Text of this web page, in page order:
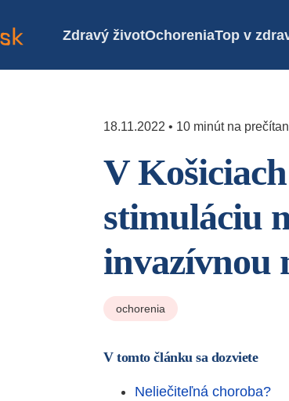
Zdravý životOchoreniaTop v
18.11.2022 • 10 minút na
V
stimuláciu
invazívnou
ochorenia
V tomto článku sa dozviete
Neliečiteľná choroba?